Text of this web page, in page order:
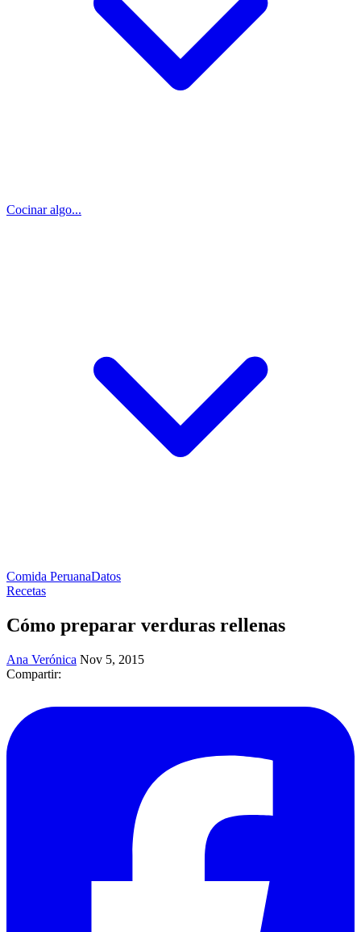
Cocinar algo...
Comida PeruanaDatos
Recetas
Cómo preparar verduras rellenas
Ana Verónica Nov 5, 2015
Compartir: